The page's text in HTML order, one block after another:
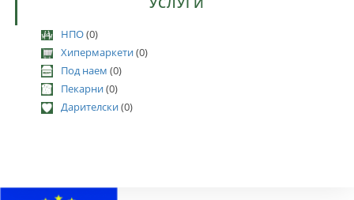
НПО(0)
Хипермаркети(0)
Под наем (0)
Пекарни(0)
Дарителски(0)